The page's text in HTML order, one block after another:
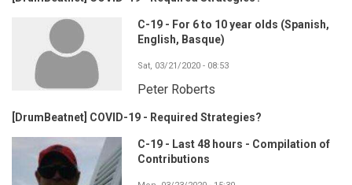
C-19 - For 6 to 10 year olds (Spanish,
English, Basque)
Sat, 03/21/2020 - 08:53
Peter Roberts
[DrumBeatnet] COVID-19 - Required Strategies?
C-19 - Last 48 hours - Compilation of
Contributions